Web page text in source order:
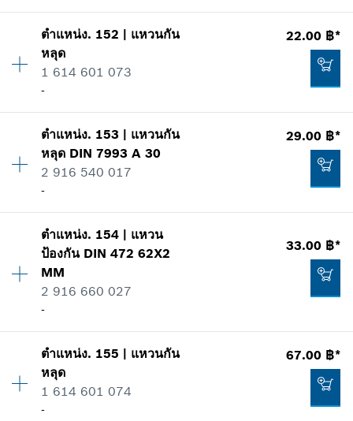
เพิ่มในตะกร้าสินค้า
28.00 ฿*
เพิ่มในตะกร้าสินค้า
รายการการใช้
แสดงในรูป
48.00 ฿*
*
ปริมาณ 1
ราคากลุ่ม
ข้อมูลชิ้นส่วนอะไหล่
แสดงในรูป
17.00 ฿*
ราคาทั้งหมดไม่รวมภาษีมูลค่าเพิ่ม
ตำแหน่ง. 152 | แหวนกัน
หลุด
1 614 601 073
-
22.00 ฿*
ราคากลุ่ม:11
ข้อมูลชิ้นส่วนอะไหล่
22.00 ฿*
ตำแหน่ง. 153 | แหวนกัน
หลุด DIN 7993 A 30
2 916 540 017
-
29.00 ฿*
ปริมาณ 1
ราคากลุ่ม: 12
รายการการใช้
ตำแหน่ง. 154 | แหวน
ป้องกัน DIN 472 62X2
MM
2 916 660 027
-
33.00 ฿*
ปริมาณ 1
ราคากลุ่ม
ข้อมูลชิ้นส่วนอะไหล่
ตำแหน่ง. 155 | แหวนกัน
หลุด
1 614 601 074
-
67.00 ฿*